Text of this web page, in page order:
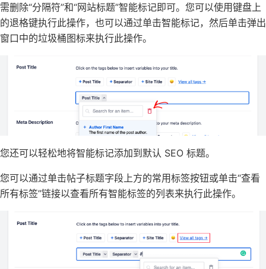
需删除“分隔符”和“网站标题”智能标记即可。您可以使用键盘上
的退格键执行此操作，也可以通过单击智能标记，然后单击弹出
窗口中的垃圾桶图标来执行此操作。
您还可以轻松地将智能标记添加到默认 SEO 标题。
您可以通过单击帖子标题字段上方的常用标签按钮或单击“查看
所有标签”链接以查看所有智能标签的列表来执行此操作。